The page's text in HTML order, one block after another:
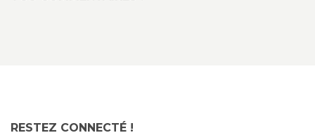
RESTEZ CONNECTÉ !